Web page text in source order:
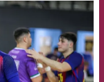
badge